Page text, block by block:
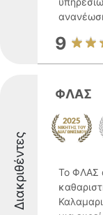
9
Διακριθέντες
ΦΛΑΣ
Το ΦΛΑΣ